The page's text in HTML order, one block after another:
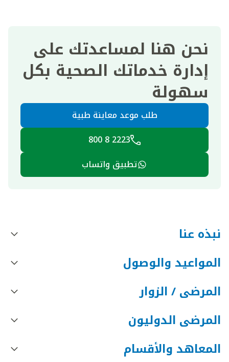
نحن هنا لمساعدتك على
إدارة خدماتك الصحية بكل
سهولة
طلب موعد معاينة طبية
2223 8 800
تطبيق واتساب
نبذه عنا
المواعيد والوصول
المرضى / الزوار
المرضى الدوليون
المعاهد والأقسام